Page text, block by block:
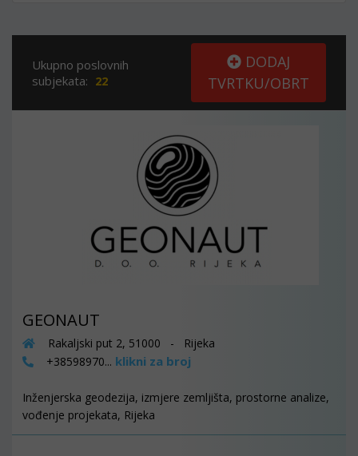
Ukupno poslovnih
subjekata: 22
DODAJ
TVRTKU/OBRT
GEONAUT
Rakaljski put 2, 51000 - Rijeka
+38598970... klikni za broj
Inženjerska geodezija, izmjere zemljišta, prostorne analize,
vođenje projekata, Rijeka